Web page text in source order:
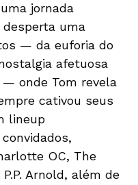
jornada
uma
— da euforia do
afetuosa
— onde Tom revela
cativou seus
lineup
OC, The
Arnold, além de